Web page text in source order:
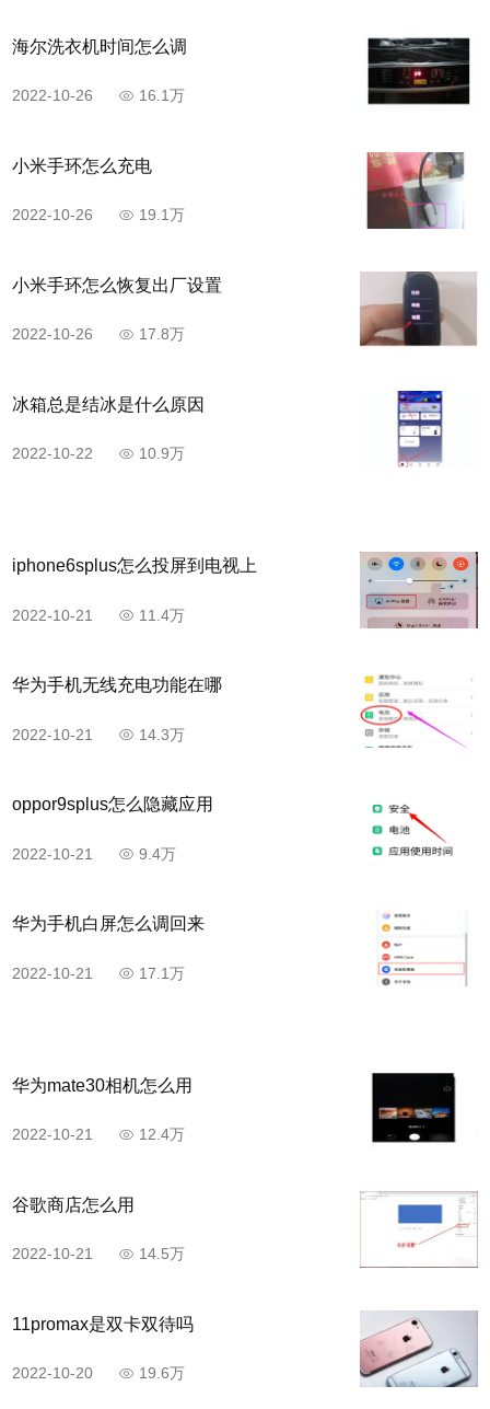
海尔洗衣机时间怎么调
2022-10-26 16.1万
小米手环怎么充电
2022-10-26 19.1万
小米手环怎么恢复出厂设置
2022-10-26 17.8万
冰箱总是结冰是什么原因
2022-10-22 10.9万
iphone6splus怎么投屏到电视上
2022-10-21 11.4万
华为手机无线充电功能在哪
2022-10-21 14.3万
oppor9splus怎么隐藏应用
2022-10-21 9.4万
华为手机白屏怎么调回来
2022-10-21 17.1万
华为mate30相机怎么用
2022-10-21 12.4万
谷歌商店怎么用
2022-10-21 14.5万
11promax是双卡双待吗
2022-10-20 19.6万